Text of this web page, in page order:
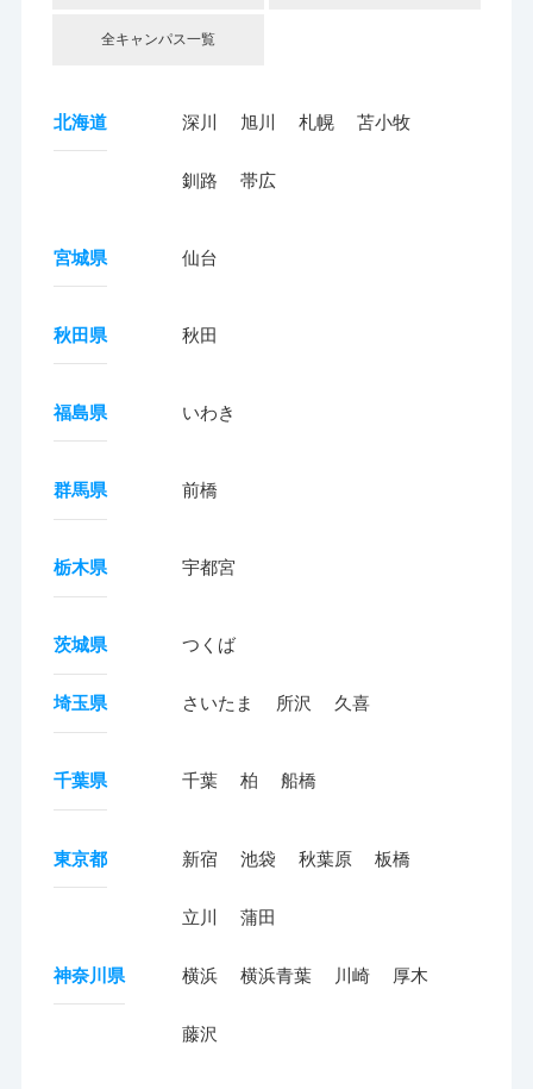
全キャンパス一覧
北海道 深川 旭川 札幌 苫小牧
釧路 帯広
宮城県 仙台
秋田県 秋田
福島県 いわき
群馬県 前橋
栃木県 宇都宮
茨城県 つくば
埼玉県 さいたま 所沢 久喜
千葉県 千葉 柏 船橋
東京都 新宿 池袋 秋葉原 板橋
立川 蒲田
神奈川県 横浜 横浜青葉 川崎 厚木
藤沢